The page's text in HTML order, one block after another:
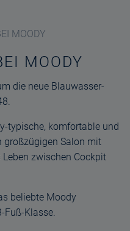
MOODY
MOODY
die neue Blauwasser-
typische, komfortable und
großzügigen Salon mit
zwischen Cockpit
beliebte Moody
Fuß-Klasse.